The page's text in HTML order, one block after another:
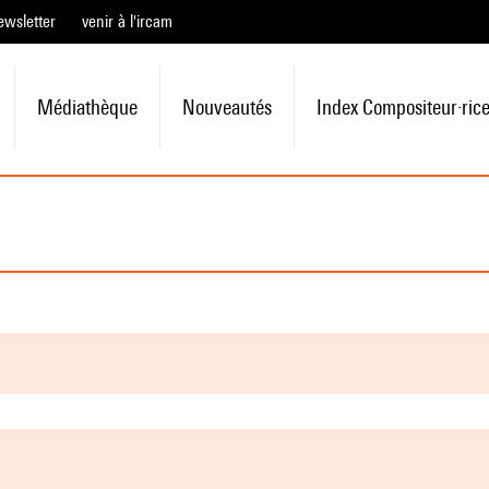
venir à l'ircam
Médiathèque Nouveautés Index Compositeur·rice